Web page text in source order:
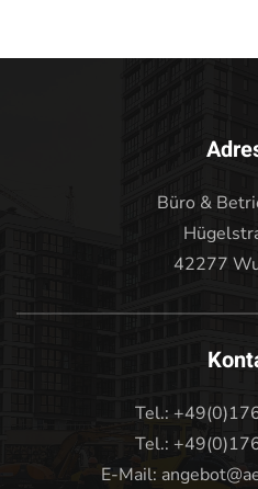
Büro &
42277
Tel.:
Tel.:
E-Mail: